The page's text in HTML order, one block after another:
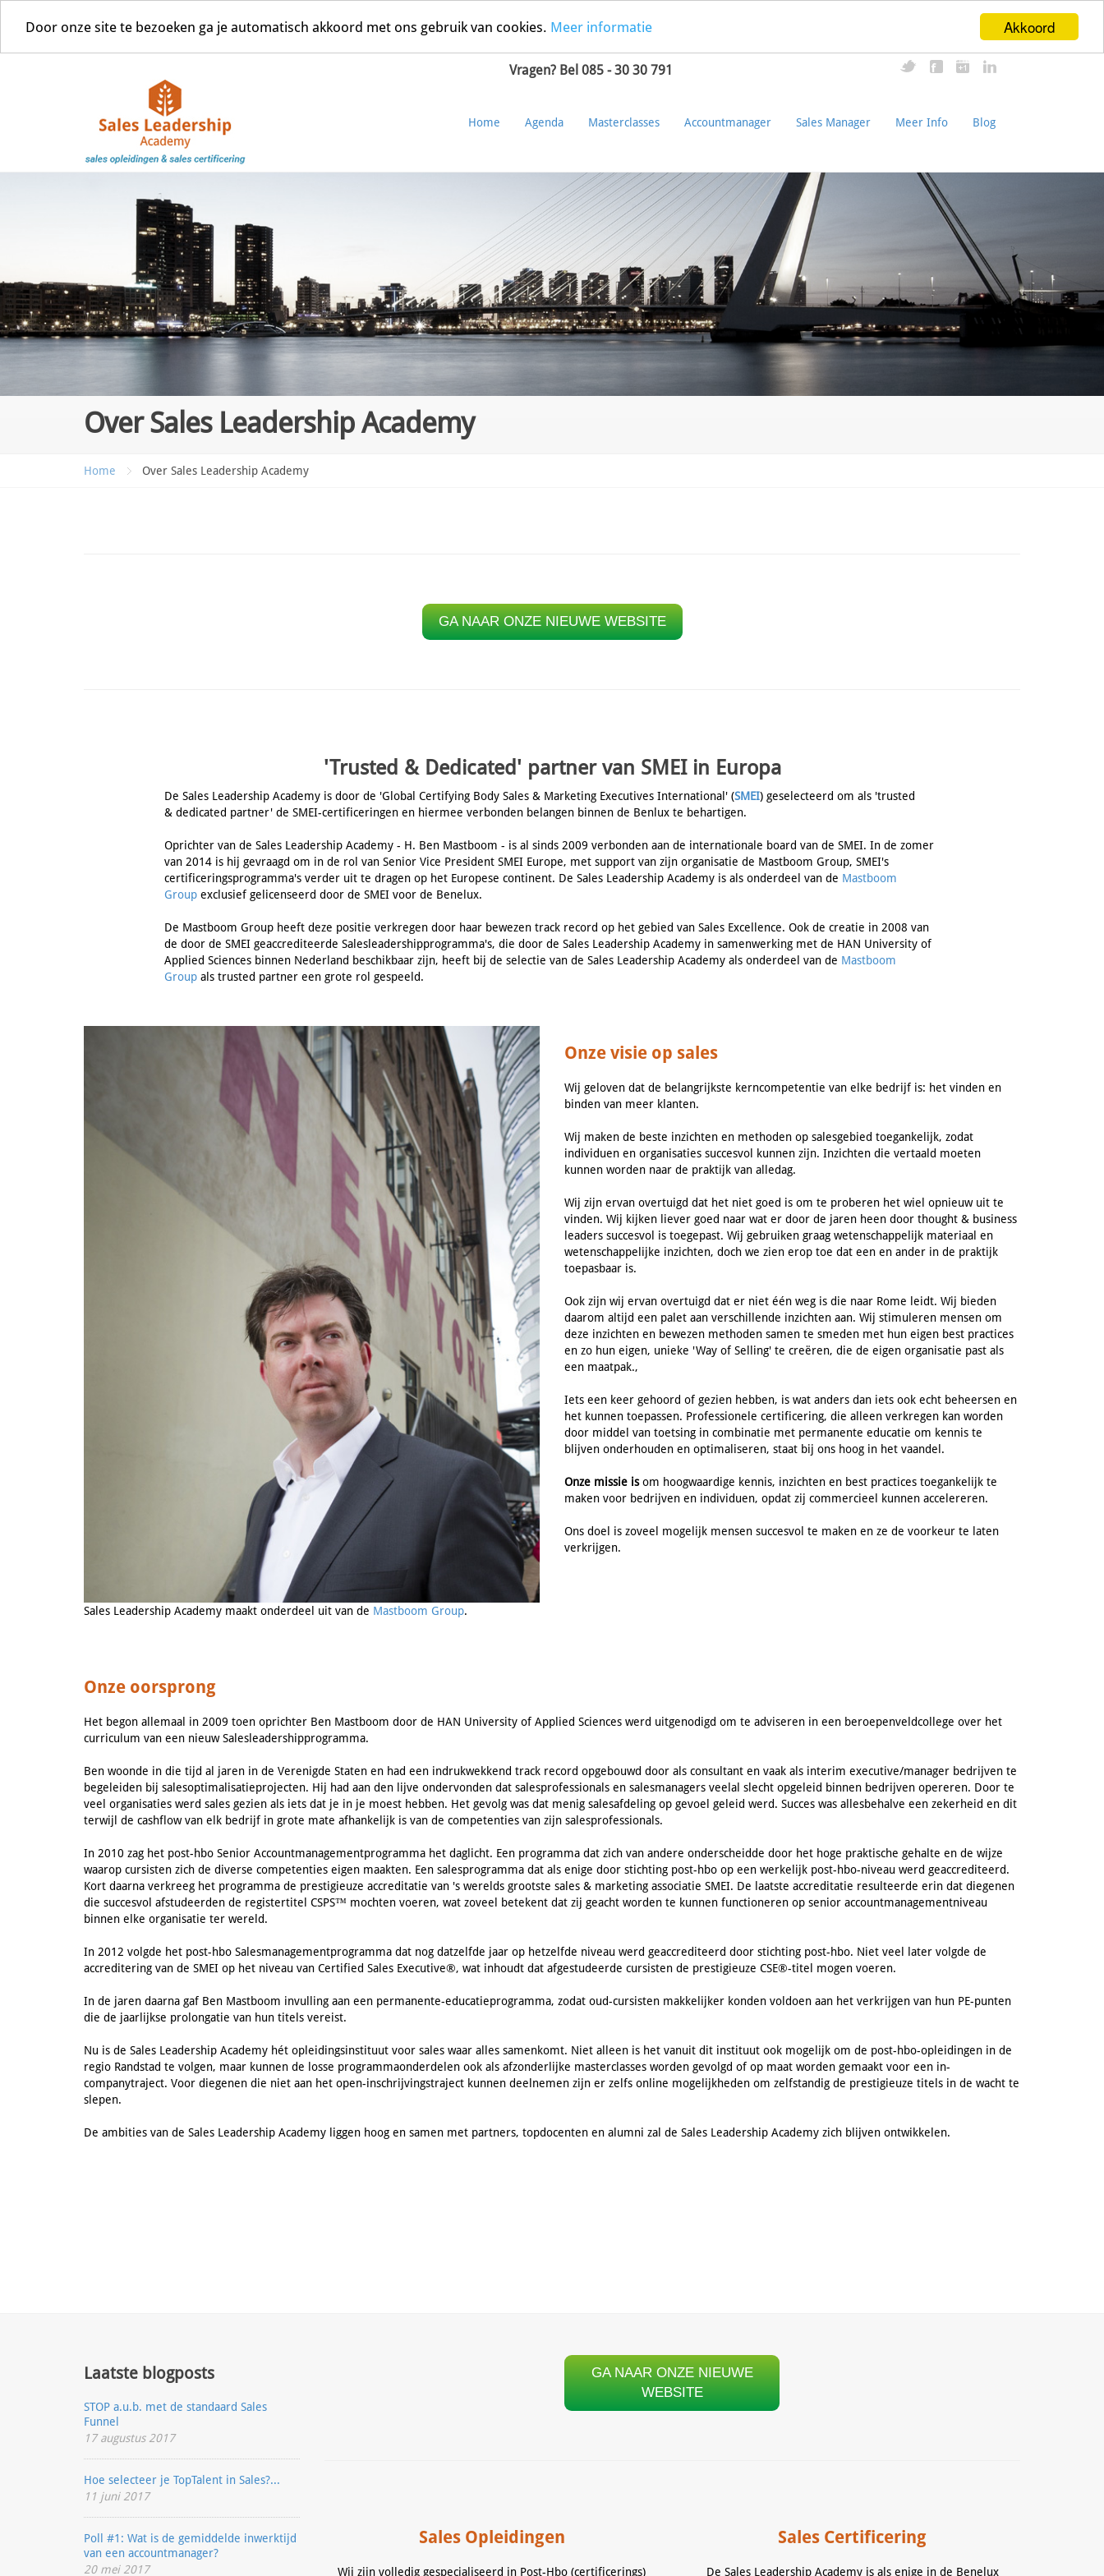
Akkoord
Door onze site te bezoeken ga je automatisch akkoord met ons gebruik van cookies. Meer informatie
Vragen? Bel 085 - 30 30 791
Home Agenda Masterclasses Accountmanager Sales Manager Meer Info Blog
Over Sales Leadership Academy
Home Over Sales Leadership Academy
GA NAAR ONZE NIEUWE WEBSITE
'Trusted & Dedicated' partner van SMEI in Europa
De Sales Leadership Academy is door de 'Global Certifying Body Sales & Marketing Executives International' (SMEI) geselecteerd om als 'trusted
& dedicated partner' de SMEI-certificeringen en hiermee verbonden belangen binnen de Benlux te behartigen.
Oprichter van de Sales Leadership Academy - H. Ben Mastboom - is al sinds 2009 verbonden aan de internationale board van de SMEI. In de zomer
van 2014 is hij gevraagd om in de rol van Senior Vice President SMEI Europe, met support van zijn organisatie de Mastboom Group, SMEI's
certificeringsprogramma's verder uit te dragen op het Europese continent. De Sales Leadership Academy is als onderdeel van de Mastboom
Groupexclusief gelicenseerd door de SMEI voor de Benelux.
De Mastboom Group heeft deze positie verkregen door haar bewezen track record op het gebied van Sales Excellence. Ook de creatie in 2008 van
de door de SMEI geaccrediteerde Salesleadershipprogramma's, die door de Sales Leadership Academy in samenwerking met de HAN University of
Applied Sciences binnen Nederland beschikbaar zijn, heeft bij de selectie van de Sales Leadership Academy als onderdeel van de Mastboom
Groupals trusted partner een grote rol gespeeld.
Sales Leadership Academy maakt onderdeel uit van de Mastboom Group.
Onze visie op sales
Wij geloven dat de belangrijkste kerncompetentie van elke bedrijf is: het vinden en
binden van meer klanten.
Wij maken de beste inzichten en methoden op salesgebied toegankelijk, zodat
individuen en organisaties succesvol kunnen zijn. Inzichten die vertaald moeten
kunnen worden naar de praktijk van alledag.
Wij zijn ervan overtuigd dat het niet goed is om te proberen het wiel opnieuw uit te
vinden. Wij kijken liever goed naar wat er door de jaren heen door thought & business
leaders succesvol is toegepast. Wij gebruiken graag wetenschappelijk materiaal en
wetenschappelijke inzichten, doch we zien erop toe dat een en ander in de praktijk
toepasbaar is.
Ook zijn wij ervan overtuigd dat er niet één weg is die naar Rome leidt. Wij bieden
daarom altijd een palet aan verschillende inzichten aan. Wij stimuleren mensen om
deze inzichten en bewezen methoden samen te smeden met hun eigen best practices
en zo hun eigen, unieke 'Way of Selling' te creëren, die de eigen organisatie past als
een maatpak.,
Iets een keer gehoord of gezien hebben, is wat anders dan iets ook echt beheersen en
het kunnen toepassen. Professionele certificering, die alleen verkregen kan worden
door middel van toetsing in combinatie met permanente educatie om kennis te
blijven onderhouden en optimaliseren, staat bij ons hoog in het vaandel.
Onze missie isom hoogwaardige kennis, inzichten en best practices toegankelijk te
maken voor bedrijven en individuen, opdat zij commercieel kunnen accelereren.
Ons doel is zoveel mogelijk mensen succesvol te maken en ze de voorkeur te laten
verkrijgen.
Onze oorsprong
Het begon allemaal in 2009 toen oprichter Ben Mastboom door de HAN University of Applied Sciences werd uitgenodigd om te adviseren in een beroepenveldcollege over het
curriculum van een nieuw Salesleadershipprogramma.
Ben woonde in die tijd al jaren in de Verenigde Staten en had een indrukwekkend track record opgebouwd door als consultant en vaak als interim executive/manager bedrijven te
begeleiden bij salesoptimalisatieprojecten. Hij had aan den lijve ondervonden dat salesprofessionals en salesmanagers veelal slecht opgeleid binnen bedrijven opereren. Door te
veel organisaties werd sales gezien als iets dat je in je moest hebben. Het gevolg was dat menig salesafdeling op gevoel geleid werd. Succes was allesbehalve een zekerheid en dit
terwijl de cashflow van elk bedrijf in grote mate afhankelijk is van de competenties van zijn salesprofessionals.
In 2010 zag het post-hbo Senior Accountmanagementprogramma het daglicht. Een programma dat zich van andere onderscheidde door het hoge praktische gehalte en de wijze
waarop cursisten zich de diverse competenties eigen maakten. Een salesprogramma dat als enige door stichting post-hbo op een werkelijk post-hbo-niveau werd geaccrediteerd.
Kort daarna verkreeg het programma de prestigieuze accreditatie van 's werelds grootste sales & marketing associatie SMEI. De laatste accreditatie resulteerde erin dat diegenen
die succesvol afstudeerden de registertitel CSPS™ mochten voeren, wat zoveel betekent dat zij geacht worden te kunnen functioneren op senior accountmanagementniveau
binnen elke organisatie ter wereld.
In 2012 volgde het post-hbo Salesmanagementprogramma dat nog datzelfde jaar op hetzelfde niveau werd geaccrediteerd door stichting post-hbo. Niet veel later volgde de
accreditering van de SMEI op het niveau van Certified Sales Executive®, wat inhoudt dat afgestudeerde cursisten de prestigieuze CSE®-titel mogen voeren.
In de jaren daarna gaf Ben Mastboom invulling aan een permanente-educatieprogramma, zodat oud-cursisten makkelijker konden voldoen aan het verkrijgen van hun PE-punten
die de jaarlijkse prolongatie van hun titels vereist.
Nu is de Sales Leadership Academy hét opleidingsinstituut voor sales waar alles samenkomt. Niet alleen is het vanuit dit instituut ook mogelijk om de post-hbo-opleidingen in de
regio Randstad te volgen, maar kunnen de losse programmaonderdelen ook als afzonderlijke masterclasses worden gevolgd of op maat worden gemaakt voor een in-
companytraject. Voor diegenen die niet aan het open-inschrijvingstraject kunnen deelnemen zijn er zelfs online mogelijkheden om zelfstandig de prestigieuze titels in de wacht te
slepen.
De ambities van de Sales Leadership Academy liggen hoog en samen met partners, topdocenten en alumni zal de Sales Leadership Academy zich blijven ontwikkelen.
Laatste blogposts
STOP a.u.b. met de standaard Sales
Funnel
17 augustus 2017
Hoe selecteer je TopTalent in Sales?...
11 juni 2017
Poll #1: Wat is de gemiddelde inwerktijd
van een accountmanager?
20 mei 2017
GA NAAR ONZE NIEUWE
WEBSITE
Sales Opleidingen
Wij zijn volledig gespecialiseerd in Post-Hbo (certificerings)
Sales Certificering
De Sales Leadership Academy is als enige in de Benelux